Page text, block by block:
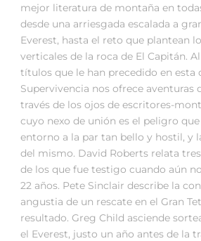
mejor literatura de montaña en
desde una arriesgada escalada a
Everest, hasta el reto que plantean
verticales de la roca de El Capitán.
títulos que le han precedido en esta
Supervivencia nos ofrece aventuras
través de los ojos de escritores-
cuyo nexo de unión es el peligro
entorno a la par tan bello y hostil, y
del mismo. David Roberts relata
de los que fue testigo cuando aún
22 años. Pete Sinclair describe la
angustia de un rescate en el Gran
resultado. Greg Child asciende
el Everest, justo un año antes de la